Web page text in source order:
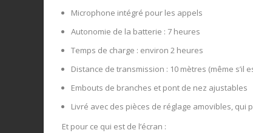
Microphone intégré pour les appels
Autonomie de la batterie : 7 heures
Temps de charge : environ 2 heures
Distance de transmission : 10 mètres (même
Embouts de branches et pont de nez ajustables
Livré avec des pièces de réglage amovibles,
Et pour ce qui est de l’écran :